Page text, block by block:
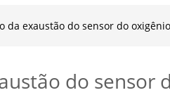
da exaustão do sensor do
do sensor